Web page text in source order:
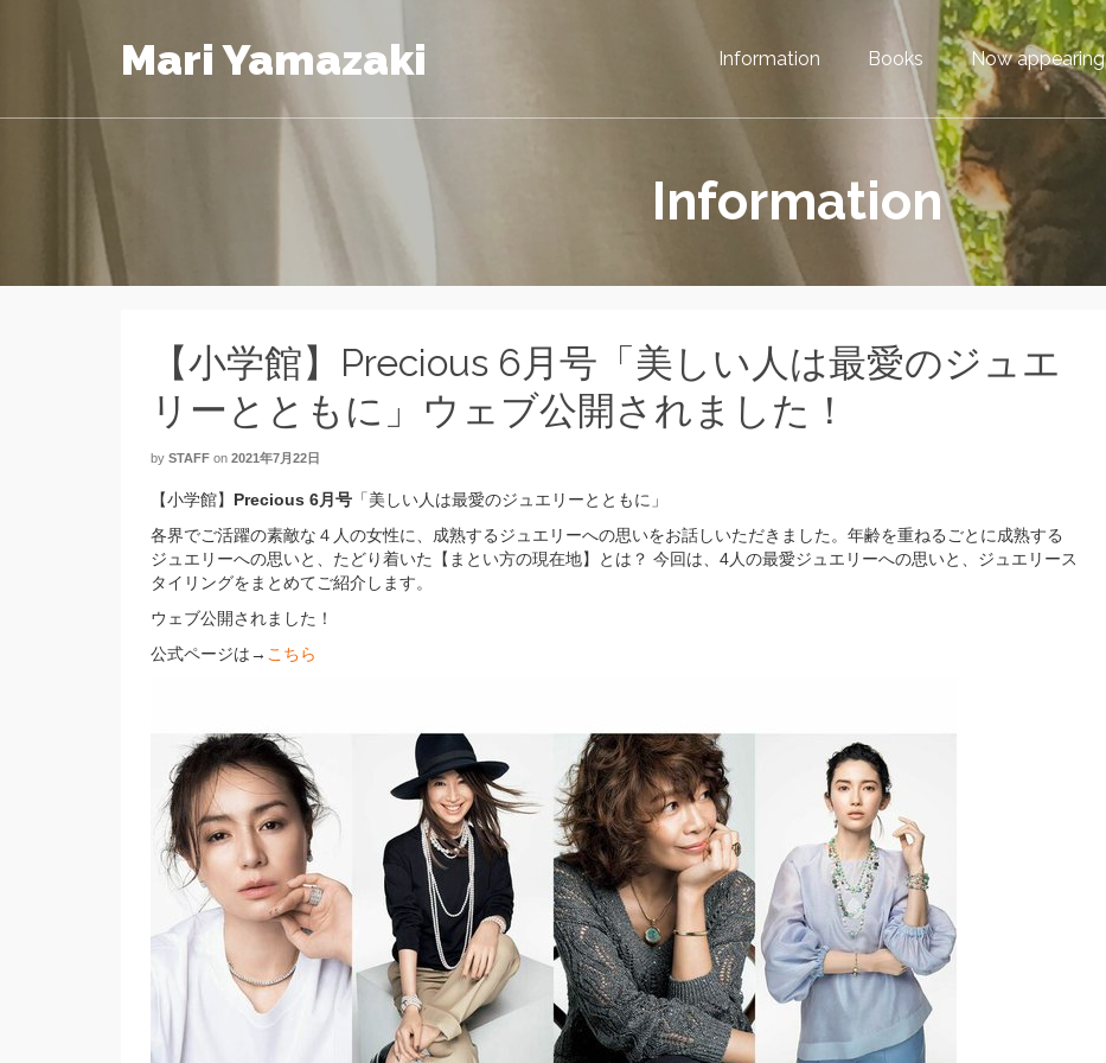
Mari Yamazaki Information Books Now appearing
Information
【小学館】Precious 6月号「美しい人は最愛のジュエ
リーとともに」ウェブ公開されました！
by STAFF on 2021年7月22日
【小学館】 Precious 6月号 「美しい人は最愛のジュエリーとともに」
各界でご活躍の素敵な４人の女性に、成熟するジュエリーへの思いをお話しいただきました。年齢を重ねるごとに成熟する
ジュエリーへの思いと、たどり着いた【まとい方の現在地】とは？ 今回は、4人の最愛ジュエリーへの思いと、ジュエリース
タイリングをまとめてご紹介します。
ウェブ公開されました！
公式ページは→ こちら